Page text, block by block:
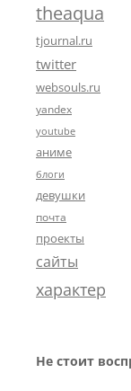
theaqua
tjournal.ru
twitter
websouls.ru
yandex
youtube
аниме
блоги
девушки
почта
проекты
сайты
характер
Не стоит